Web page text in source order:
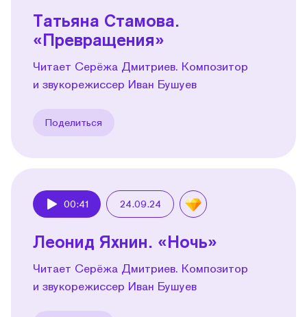
Татьяна Стамова.
«Превращения»
Читает Серёжа Дмитриев. Композитор
и звукорежиссер Иван Бушуев
Поделиться
00:41 24.09.24
Леонид Яхнин. «Ночь»
Читает Серёжа Дмитриев. Композитор
и звукорежиссер Иван Бушуев